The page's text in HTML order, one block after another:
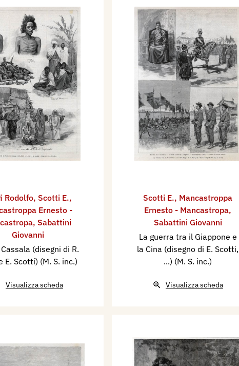
Rodolfo, Scotti E.,
Ernesto -
, Sabattini
Giovanni
(disegni di R.
E. Scotti) (M. S. inc.)
Visualizza scheda
Scotti E., Mancastroppa
Ernesto - Mancastropa,
Sabattini Giovanni
La guerra tra il Giappone e
la Cina (disegno di E. Scotti,
...) (M. S. inc.)
Visualizza scheda